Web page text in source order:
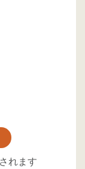
れます